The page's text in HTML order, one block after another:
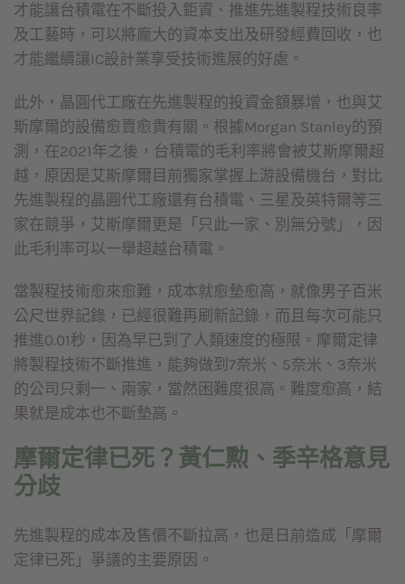
才能讓台積電在不斷投入鉅資、推進先進製程技術良率
及工藝時，可以將龐大的資本支出及研發經費回收，也
才能繼續讓IC設計業享受技術進展的好處。
此外，晶圓代工廠在先進製程的投資金額暴增，也與艾
斯摩爾的設備愈賣愈貴有關。根據Morgan Stanley的預
測，在2021年之後，台積電的毛利率將會被艾斯摩爾超
越，原因是艾斯摩爾目前獨家掌握上游設備機台，對比
先進製程的晶圓代工廠還有台積電、三星及英特爾等三
家在競爭，艾斯摩爾更是「只此一家、別無分號」，因
此毛利率可以一舉超越台積電。
當製程技術愈來愈難，成本就愈墊愈高，就像男子百米
公尺世界記錄，已經很難再刷新記錄，而且每次可能只
推進0.01秒，因為早已到了人類速度的極限。摩爾定律
將製程技術不斷推進，能夠做到7奈米、5奈米、3奈米
的公司只剩一、兩家，當然困難度很高。難度愈高，結
果就是成本也不斷墊高。
摩爾定律已死？黃仁勲、季辛格意見
分歧
先進製程的成本及售價不斷拉高，也是日前造成「摩爾
定律已死」爭議的主要原因。